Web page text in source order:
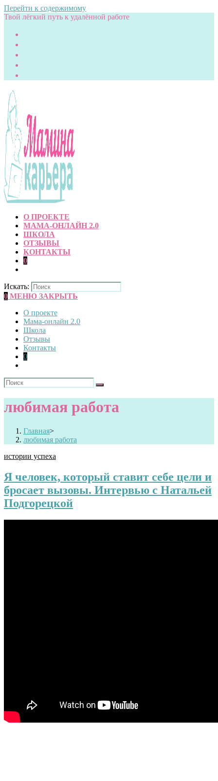
Перейти к содержимому
Твой лёгкий путь к удалённой работе
О ПРОЕКТЕ
МАМА-ОНЛАЙН 2.0
ШКОЛА
ОТЗЫВЫ
КОНТАКТЫ
0
Искать:
0 МЕНЮ ЗАКРЫТЬ
О проекте
Мама-онлайн 2.0
Школа
Отзывы
Контакты
0
любимая работа
Главная>
любимая работа
истории успеха
Я человек, который ставит себе цели и
бросает вызовы. Интервью с Натальей
Подгорецкой